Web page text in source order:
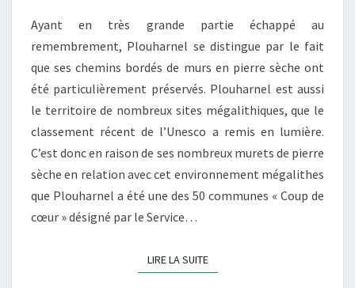
Ayant en très grande partie échappé au
remembrement, Plouharnel se distingue par le fait
que ses chemins bordés de murs en pierre sèche ont
été particulièrement préservés. Plouharnel est aussi
le territoire de nombreux sites mégalithiques, que le
classement récent de l’Unesco a remis en lumière.
C’est donc en raison de ses nombreux murets de pierre
sèche en relation avec cet environnement mégalithes
que Plouharnel a été une des 50 communes « Coup de
cœur » désigné par le Service…
LIRE LA SUITELIRE LA SUITE